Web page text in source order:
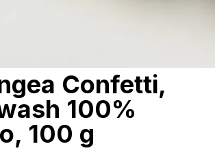
Confetti,
100%
100 g